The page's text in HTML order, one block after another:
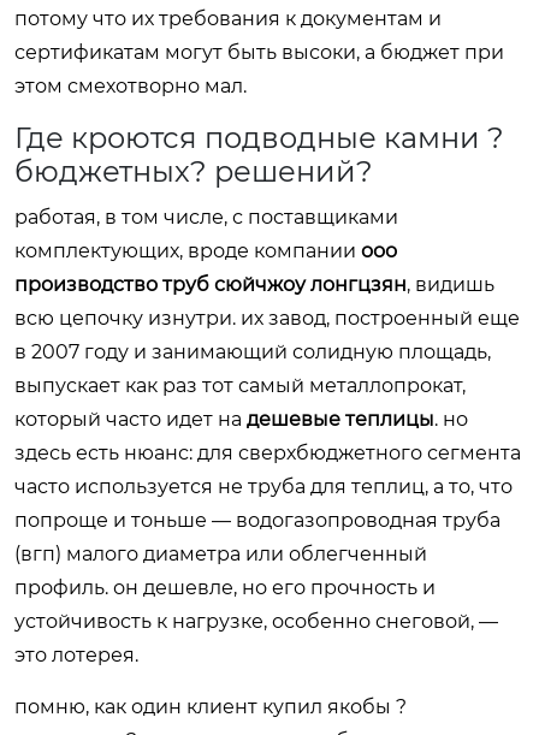
потому что их требования к документам и
сертификатам могут быть высоки, а бюджет при
этом смехотворно мал.
Где кроются подводные камни ?
бюджетных? решений?
работая, в том числе, с поставщиками
комплектующих, вроде компании ооо
производство труб сюйчжоу лонгцзян, видишь
всю цепочку изнутри. их завод, построенный еще
в 2007 году и занимающий солидную площадь,
выпускает как раз тот самый металлопрокат,
который часто идет на дешевые теплицы. но
здесь есть нюанс: для сверхбюджетного сегмента
часто используется не труба для теплиц, а то, что
попроще и тоньше — водогазопроводная труба
(вгп) малого диаметра или облегченный
профиль. он дешевле, но его прочность и
устойчивость к нагрузке, особенно снеговой, —
это лотерея.
помню, как один клиент купил якобы ?